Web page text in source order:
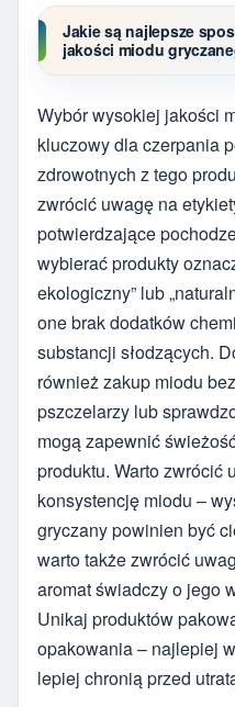
Jakie są najlepsze
jakości miodu
Wybór wysokiej jakości
kluczowy dla czerpania
zdrowotnych z tego
zwrócić uwagę na
potwierdzające
wybierać produkty
ekologiczny” lub
one brak dodatków
substancji słodzących.
również zakup miodu
pszczelarzy lub
mogą zapewnić
produktu. Warto zwrócić
konsystencję miodu –
gryczany powinien być
warto także zwrócić
aromat świadczy o jego
Unikaj produktów
opakowania – najlepiej
lepiej chronią przed